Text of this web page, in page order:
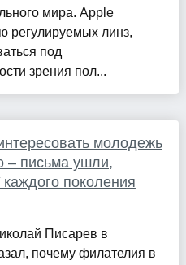
мира. Apple
регулируемых линз,
под
зрения пол...
молодежь
– письма ушли,
поколения
Писарев в
почему филателия в